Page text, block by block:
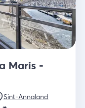
Maris -
Sint-Annaland